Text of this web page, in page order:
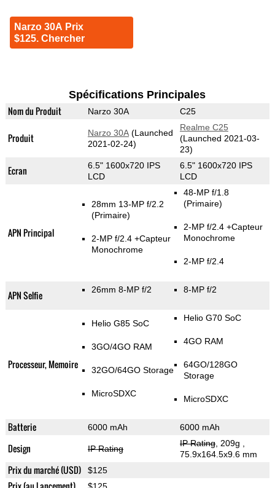
Narzo 30A Prix
$125. Chercher
Spécifications Principales
Nom du Produit Narzo 30A C25
Produit Narzo 30A(Launched
2021-02-24)
Realme C25
(Launched 2021-03-
23)
Ecran
6.5" 1600x720 IPS
LCD
6.5" 1600x720 IPS
LCD
APN Principal
28mm 13-MP f/2.2
(Primaire)
2-MP f/2.4 +Capteur
Monochrome
48-MP f/1.8
(Primaire)
2-MP f/2.4 +Capteur
Monochrome
2-MP f/2.4
APN Selfie 26mm 8-MP f/2 8-MP f/2
Processeur, Memoire
Helio G85 SoC
3GO/4GO RAM
32GO/64GO Storage
MicroSDXC
Helio G70 SoC
4GO RAM
64GO/128GO
Storage
MicroSDXC
Batterie 6000 mAh 6000 mAh
Design IP Rating
IP Rating, 209g
75.9x164.5x9.6 mm
Prix du marché (USD) $125